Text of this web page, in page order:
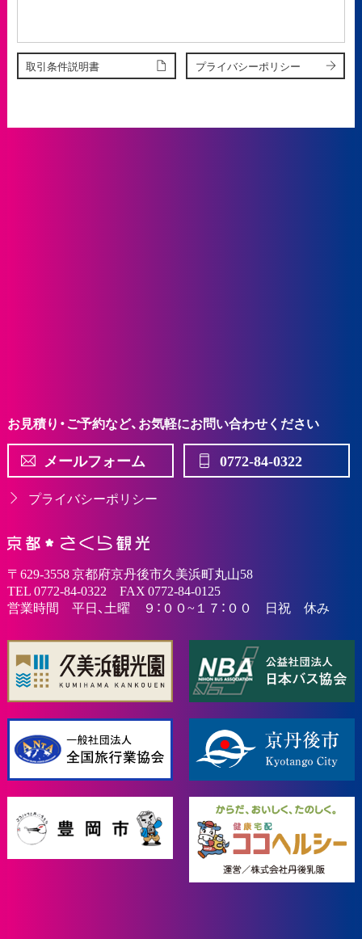
取引条件説明書 プライバシーポリシー
〒629-3558 京都府京丹後市久美浜町丸山58
TEL 0772-84-0322 FAX 0772-84-0125
営業時間 平日、土曜 ９：００~１７：００ 日祝 休み
お見積り・ご予約など、お気軽にお問い合わせください
メールフォーム 0772-84-0322
プライバシーポリシー